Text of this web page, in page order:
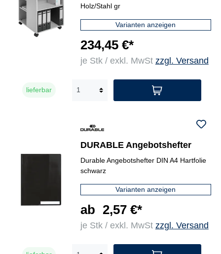
Holz/Stahl gr
Varianten anzeigen
234,45 €*
je Stk / exkl. MwSt zzgl. Versand
lieferbar
DURABLE Angebotshefter
Durable Angebotshefter DIN A4 Hartfolie
schwarz
Varianten anzeigen
ab 2,57 €*
je Stk / exkl. MwSt zzgl. Versand